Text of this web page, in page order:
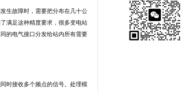
生故障时，需要把分布在几十公
满足这种精度要求，很多变电站
的电气接口分发给站内所有需要
时接收多个频点的信号。处理模